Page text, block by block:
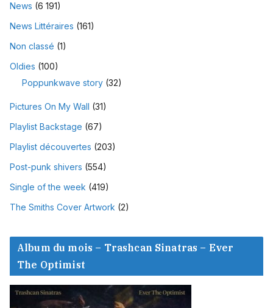
News (6 191)
News Littéraires (161)
Non classé (1)
Oldies (100)
Poppunkwave story (32)
Pictures On My Wall (31)
Playlist Backstage (67)
Playlist découvertes (203)
Post-punk shivers (554)
Single of the week (419)
The Smiths Cover Artwork (2)
Album du mois – Trashcan Sinatras – Ever
The Optimist